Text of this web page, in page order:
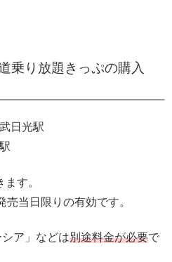
乗り放題きっぷの購入
日光駅
す。
売当日限りの有効です。
シア」などは別途料金が必要で